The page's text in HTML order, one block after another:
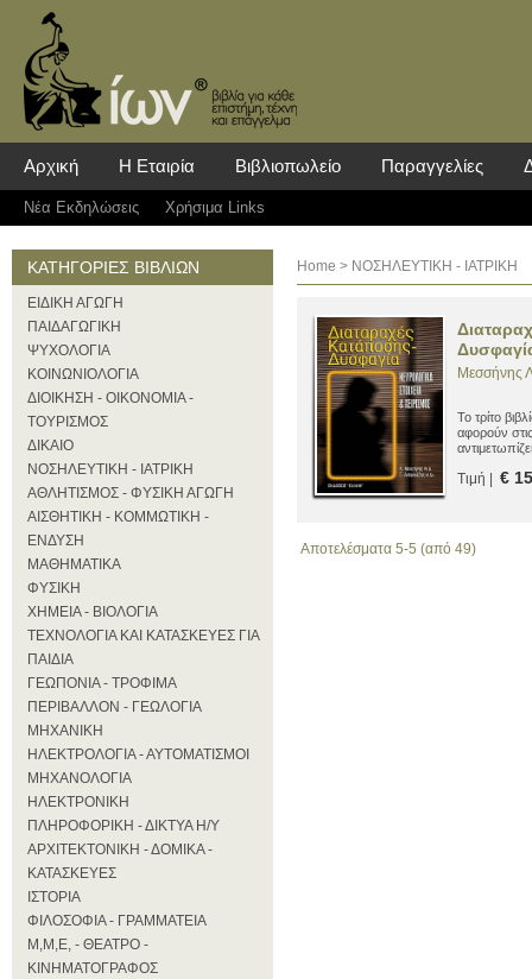
Αρχική Η Εταιρία Βιβλιοπωλείο Παραγγελίες
Νέα Eκδηλώσεις Χρήσιμα Links
ΚΑΤΗΓΟΡΙΕΣ ΒΙΒΛΙΩΝ
ΕΙΔΙΚΗ ΑΓΩΓΗ
ΠΑΙΔΑΓΩΓΙΚΗ
ΨΥΧΟΛΟΓΙΑ
ΚΟΙΝΩΝΙΟΛΟΓΙΑ
ΔΙΟΙΚΗΣΗ - ΟΙΚΟΝΟΜΙΑ -
ΤΟΥΡΙΣΜΟΣ
ΔΙΚΑΙΟ
ΝΟΣΗΛΕΥΤΙΚΗ - ΙΑΤΡΙΚΗ
ΑΘΛΗΤΙΣΜΟΣ - ΦΥΣΙΚΗ ΑΓΩΓΗ
ΑΙΣΘΗΤΙΚΗ - ΚΟΜΜΩΤΙΚΗ -
ΕΝΔΥΣΗ
ΜΑΘΗΜΑΤΙΚΑ
ΦΥΣΙΚΗ
ΧΗΜΕΙΑ - ΒΙΟΛΟΓΙΑ
ΤΕΧΝΟΛΟΓΙΑ ΚΑΙ ΚΑΤΑΣΚΕΥΕΣ ΓΙΑ
ΠΑΙΔΙΑ
ΓΕΩΠΟΝΙΑ - ΤΡΟΦΙΜΑ
ΠΕΡΙΒΑΛΛΟΝ - ΓΕΩΛΟΓΙΑ
ΜΗΧΑΝΙΚΗ
ΗΛΕΚΤΡΟΛΟΓΙΑ - ΑΥΤΟΜΑΤΙΣΜΟΙ
ΜΗΧΑΝΟΛΟΓΙΑ
ΗΛΕΚΤΡΟΝΙΚΗ
ΠΛΗΡΟΦΟΡΙΚΗ - ΔΙΚΤΥΑ Η/Υ
ΑΡΧΙΤΕΚΤΟΝΙΚΗ - ΔΟΜΙΚΑ -
ΚΑΤΑΣΚΕΥΕΣ
ΙΣΤΟΡΙΑ
ΦΙΛΟΣΟΦΙΑ - ΓΡΑΜΜΑΤΕΙΑ
Μ,Μ,Ε, - ΘΕΑΤΡΟ -
ΚΙΝΗΜΑΤΟΓΡΑΦΟΣ
Home > ΝΟΣΗΛΕΥΤΙΚΗ - ΙΑΤΡΙΚΗ
Μεσσήνης
Το τρίτο
αφορούν
Τιμή | €
Αποτελέσματα 5-5 (από 49)